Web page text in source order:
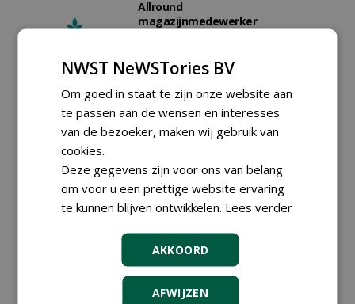
Allround
magazijnmedewerker
06-08-2026, Ven Zelderheide
Boomtotaalzorg32-40 uur
30-07-2026, Schalkwijk
Boominspecteur bij
30-07-2026, Schalkwijk
Hoofdgreenkeeper (m/v)
Golfbaan KralingenOosthoek
meer Groene Banen
NWST NeWSTories BV
Om goed in staat te zijn onze website aan
te passen aan de wensen en interesses
van de bezoeker, maken wij gebruik van
cookies.
Deze gegevens zijn voor ons van belang
om voor u een prettige website ervaring
te kunnen blijven ontwikkelen. Lees verder
AKKOORD
AFWIJZEN